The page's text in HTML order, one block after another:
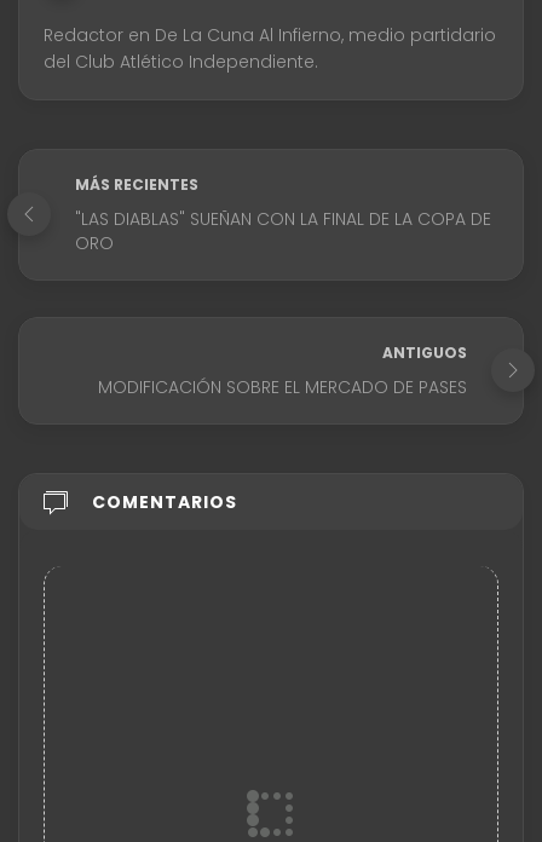
Redactor en De La Cuna Al Infierno, medio partidario
del Club Atlético Independiente.
MÁS RECIENTES
"LAS DIABLAS" SUEÑAN CON LA FINAL DE LA COPA DE
ORO
ANTIGUOS
MODIFICACIÓN SOBRE EL MERCADO DE PASES
COMENTARIOS